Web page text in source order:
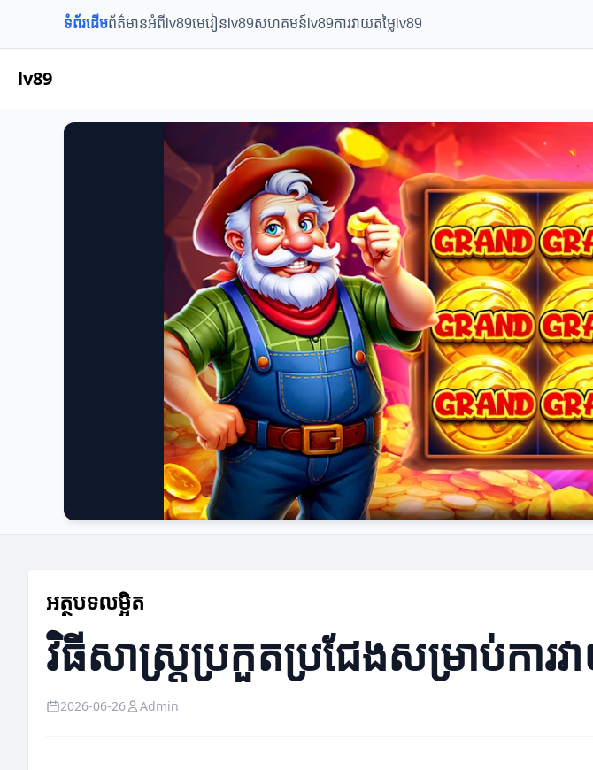
ទំព័រដើមព័ត៌មានអំពីlv89មេរៀនlv89សហគមន៍lv89ការវាយតម្លៃlv89
lv89
អត្ថបទលម្អិត
វិធីសាស្ត្រប្រកួតប្រជែងសម្រាប់ការវ
2026-06-26 Admin